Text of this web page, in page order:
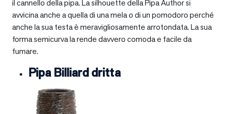
il cannello della pipa. La silhouette della Pipa Author si
avvicina anche a quella di una mela o di un pomodoro perché
anche la sua testa è meravigliosamente arrotondata. La sua
forma semicurva la rende davvero comoda e facile da
fumare.
Pipa Billiard dritta